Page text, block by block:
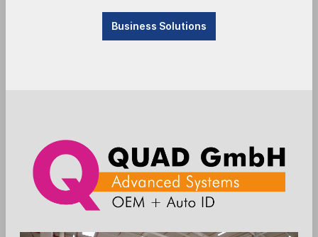
Ergonomic Solutions / SpacePole SP2 Standrohr
Höhe: 100mm inkl. DuraTilt® Kippgelenk mit
MultiGrip™ passend für EC-Halterungen, X-Frame,
U-Frame,... inkl. Tischbefestigung Farbe: schwarz
QUAD-Artikelnummer: 1010S
Business Solutions